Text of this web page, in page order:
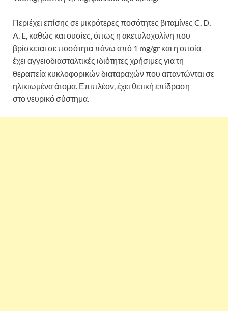
Περιέχει επίσης σε μικρότερες ποσότητες βιταμίνες C, D,
A, E, καθώς και ουσίες, όπως η ακετυλοχολίνη που
βρίσκεται σε ποσότητα πάνω από 1 mg/gr και η οποία
έχει αγγειοδιασταλτικές ιδιότητες χρήσιμες για τη
θεραπεία κυκλοφορικών διαταραχών που απαντώνται σε
ηλικιωμένα άτομα. Επιπλέον, έχει θετική επίδραση
στο νευρικό σύστημα.